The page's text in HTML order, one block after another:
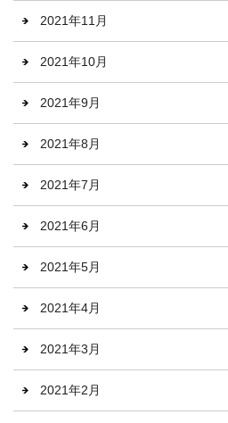
2021年11月
2021年10月
2021年9月
2021年8月
2021年7月
2021年6月
2021年5月
2021年4月
2021年3月
2021年2月